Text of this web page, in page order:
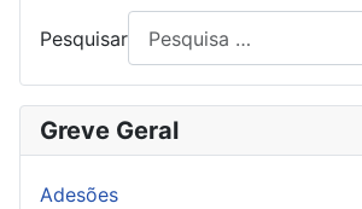
Pesquisar
Greve Geral
Adesões